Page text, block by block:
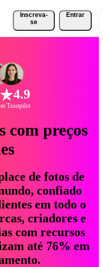
Inscreva-
se
Entrar
4.9
Trustpilot
com preços
de fotos de
confiado
em todo o
criadores e
com recursos
até 76% em